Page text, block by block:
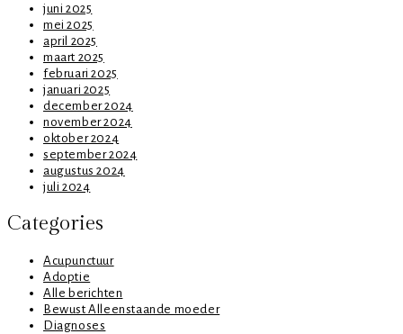
juni 2025
mei 2025
april 2025
maart 2025
februari 2025
januari 2025
december 2024
november 2024
oktober 2024
september 2024
augustus 2024
juli 2024
Categories
Acupunctuur
Adoptie
Alle berichten
Bewust Alleenstaande moeder
Diagnoses